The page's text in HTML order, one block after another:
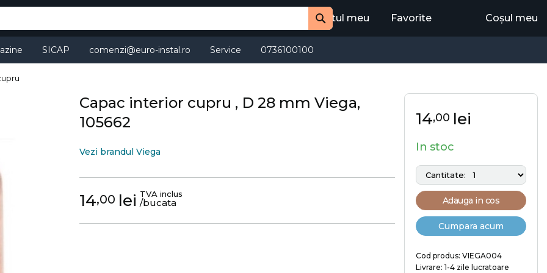
Cauta
Contul meu Favorite Coșul meu
SICAP comenzi@euro-instal.ro Service 0736100100
Capac interior cupru , D 28 mm Viega,
105662
Vezi brandul Viega
14,00 lei TVA inclus
/bucata
14,00 lei
In stoc
Adauga in cos
Cumpara acum
Cod produs: VIEGA004
Livrare: 1-4 zile lucratoare